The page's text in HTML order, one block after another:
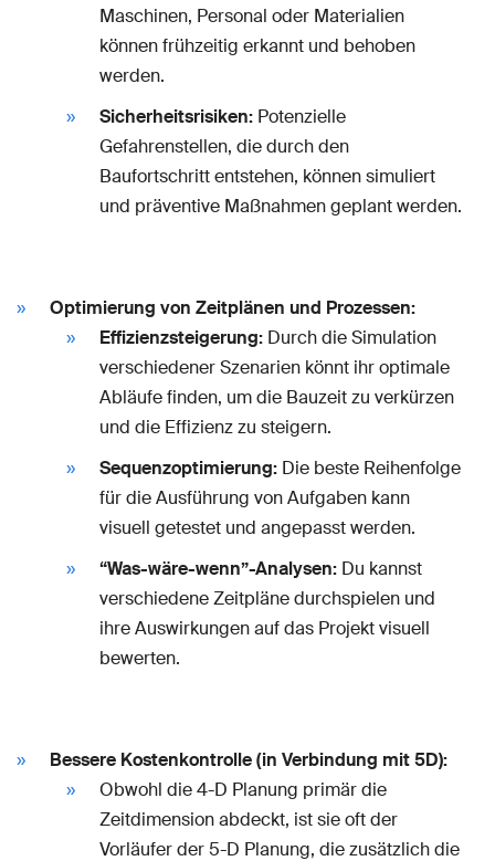
Maschinen, Personal oder Materialien
können frühzeitig erkannt und behoben
werden.
Sicherheitsrisiken: Potenzielle
Gefahrenstellen, die durch den
Baufortschritt entstehen, können simuliert
und präventive Maßnahmen geplant werden.
Optimierung von Zeitplänen und Prozessen:
Effizienzsteigerung: Durch die Simulation
verschiedener Szenarien könnt ihr optimale
Abläufe finden, um die Bauzeit zu verkürzen
und die Effizienz zu steigern.
Sequenzoptimierung: Die beste Reihenfolge
für die Ausführung von Aufgaben kann
visuell getestet und angepasst werden.
“Was-wäre-wenn”-Analysen: Du kannst
verschiedene Zeitpläne durchspielen und
ihre Auswirkungen auf das Projekt visuell
bewerten.
Bessere Kostenkontrolle (in Verbindung mit 5D):
Obwohl die 4-D Planung primär die
Zeitdimension abdeckt, ist sie oft der
Vorläufer der 5-D Planung, die zusätzlich die